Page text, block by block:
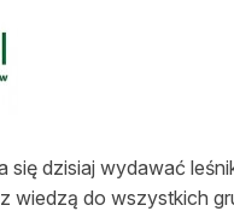
się dzisiaj wydawać
wiedzą do wszystkich